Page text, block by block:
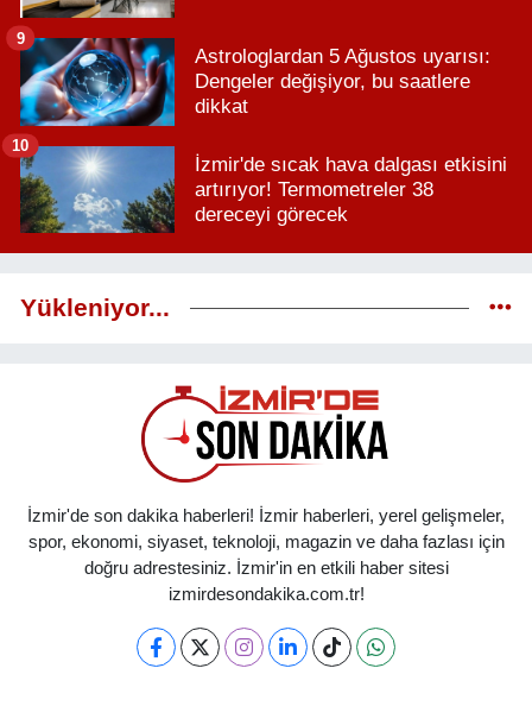
Astrologlardan 5 Ağustos uyarısı:
Dengeler değişiyor, bu saatlere
dikkat
9
İzmir'de sıcak hava dalgası etkisini
artırıyor! Termometreler 38
dereceyi görecek
10
Yükleniyor...
İzmir'de son dakika haberleri! İzmir haberleri, yerel gelişmeler,
spor, ekonomi, siyaset, teknoloji, magazin ve daha fazlası için
doğru adrestesiniz. İzmir'in en etkili haber sitesi
izmirdesondakika.com.tr!